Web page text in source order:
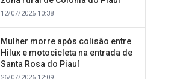
12/07/2026 10:38
Mulher morre após colisão entre
Hilux e motocicleta na entrada de
Santa Rosa do Piauí